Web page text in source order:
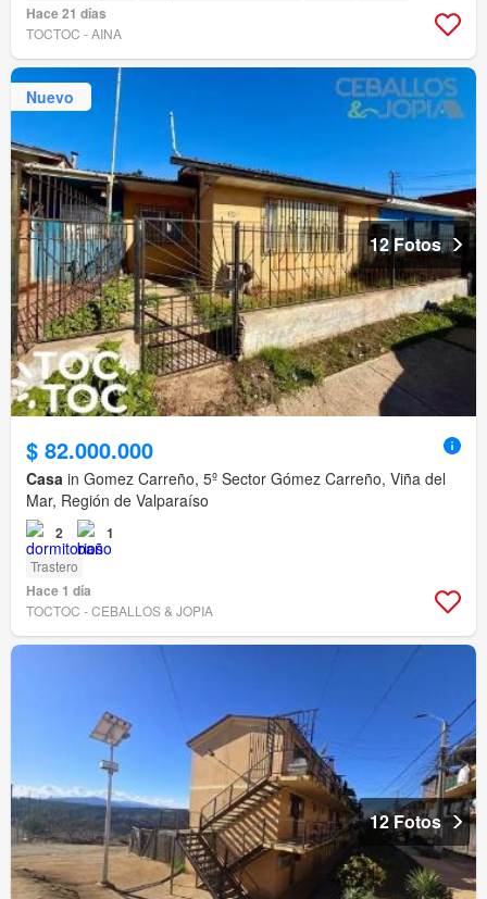
Hace 21 días
TOCTOC - AINA
Nuevo
12 Fotos
$ 82.000.000
Casa in Gomez Carreño, 5º Sector Gómez Carreño, Viña del
Mar, Región de Valparaíso
2 1
Trastero
Hace 1 día
TOCTOC - CEBALLOS & JOPIA
12 Fotos